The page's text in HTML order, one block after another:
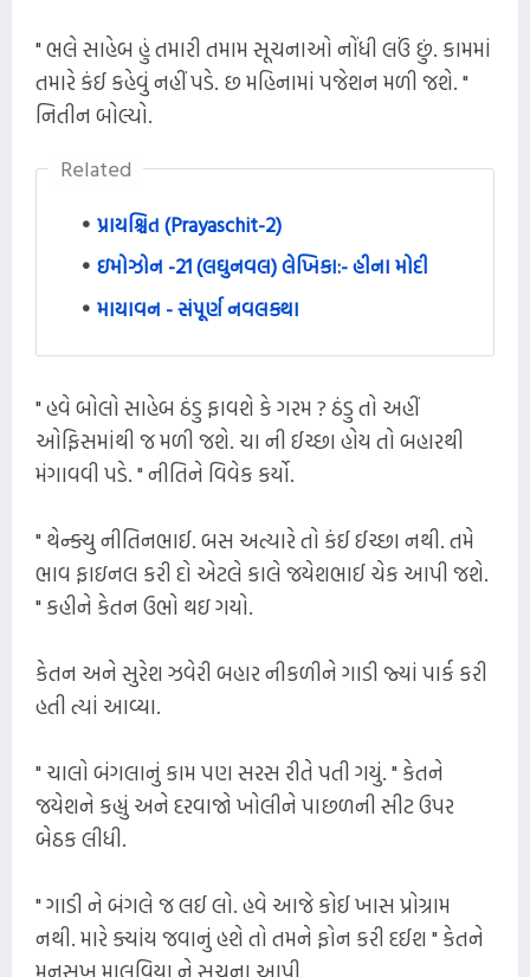
" ભલે સાહેબ હું તમારી તમામ સૂચનાઓ નોંધી લઉં છું. કામમાં
તમારે કંઈ કહેવું નહીં પડે. છ મહિનામાં પજેશન મળી જશે. "
નિતીન બોલ્યો.
Related
પ્રાયશ્ચિત (Prayaschit-2)
ઇમોઝોન -21 (લઘુનવલ) લેખિકા:- હીના મોદી
માયાવન - સંપૂર્ણ નવલકથા
" હવે બોલો સાહેબ ઠંડુ ફાવશે કે ગરમ ? ઠંડુ તો અહીં
ઓફિસમાંથી જ મળી જશે. ચા ની ઈચ્છા હોય તો બહારથી
મંગાવવી પડે. " નીતિને વિવેક કર્યો.
" થેન્ક્યુ નીતિનભાઈ. બસ અત્યારે તો કંઈ ઈચ્છા નથી. તમે
ભાવ ફાઇનલ કરી દો એટલે કાલે જયેશભાઈ ચેક આપી જશે.
" કહીને કેતન ઉભો થઇ ગયો.
કેતન અને સુરેશ ઝવેરી બહાર નીકળીને ગાડી જ્યાં પાર્ક કરી
હતી ત્યાં આવ્યા.
" ચાલો બંગલાનું કામ પણ સરસ રીતે પતી ગયું. " કેતને
જયેશને કહ્યું અને દરવાજો ખોલીને પાછળની સીટ ઉપર
બેઠક લીધી.
" ગાડી ને બંગલે જ લઈ લો. હવે આજે કોઈ ખાસ પ્રોગ્રામ
નથી. મારે ક્યાંય જવાનું હશે તો તમને ફોન કરી દઈશ " કેતને